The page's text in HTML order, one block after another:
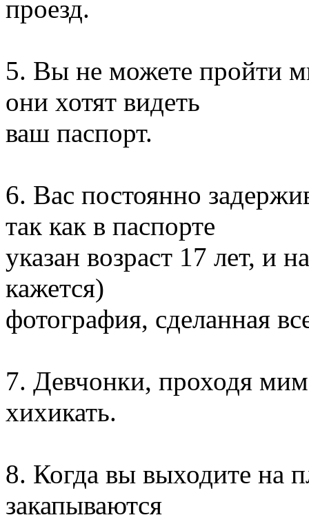
проезд.
5. Вы не можете пройти
они хотят видеть
ваш паспорт.
6. Вас постоянно
так как в паспорте
указан возраст 17 лет, и
кажется)
фотография, сделанная
7. Девчонки, проходя
хихикать.
8. Когда вы выходите на
закапываются